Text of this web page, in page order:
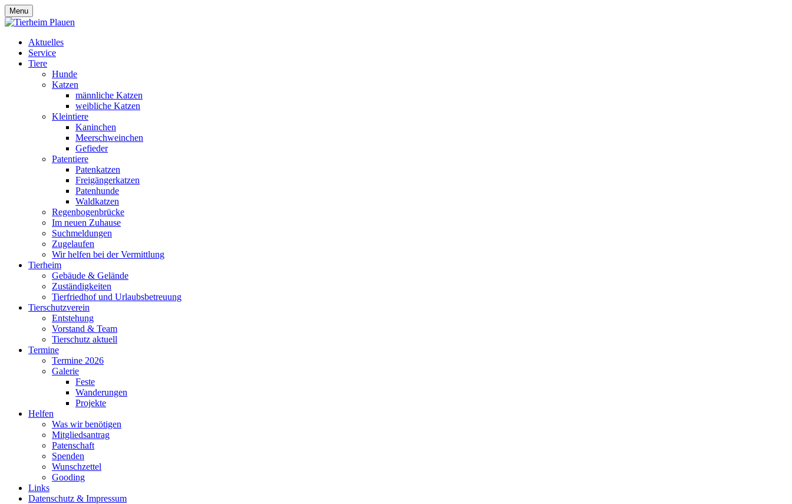
Menu
Aktuelles
Service
Tiere
Hunde
Katzen
männliche Katzen
weibliche Katzen
Kleintiere
Kaninchen
Meerschweinchen
Gefieder
Patentiere
Patenkatzen
Freigängerkatzen
Patenhunde
Waldkatzen
Regenbogenbrücke
Im neuen Zuhause
Suchmeldungen
Zugelaufen
Wir helfen bei der Vermittlung
Tierheim
Gebäude & Gelände
Zuständigkeiten
Tierfriedhof und Urlaubsbetreuung
Tierschutzverein
Entstehung
Vorstand & Team
Tierschutz aktuell
Termine
Termine 2026
Galerie
Feste
Wanderungen
Projekte
Helfen
Was wir benötigen
Mitgliedsantrag
Patenschaft
Spenden
Wunschzettel
Gooding
Links
Datenschutz & Impressum